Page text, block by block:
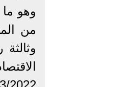
وهو ما
من